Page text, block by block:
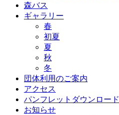
森バス
ギャラリー
春
初夏
夏
秋
冬
団体利用のご案内
アクセス
パンフレットダウンロード
お知らせ